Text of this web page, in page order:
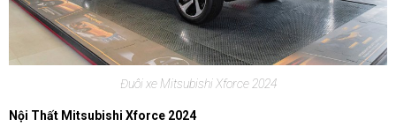
Đuôi xe Mitsubishi Xforce 2024
Nội Thất Mitsubishi Xforce 2024